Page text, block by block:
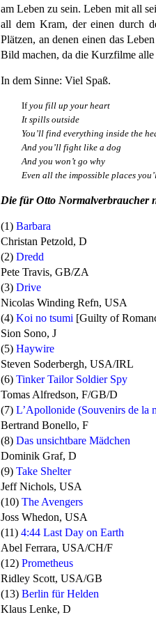
am Leben zu sein. Leben mit all
all dem Kram, der einen durch
Plätzen, an denen einen das
Bild machen, da die Kurzfilme
In dem Sinne: Viel Spaß.
Ifyou fill up your heart
It spills outside
You’ll find everything inside the
And you’ll fight like a dog
And you won’t go why
Even all the impossible places
Die für Otto Normalverbraucher
(1) Barbara
Christan Petzold, D
(2) Dredd
Pete Travis, GB/ZA
(3) Drive
Nicolas Winding Refn, USA
(4) Koi no tsumi [Guilty of
Sion Sono, J
(5) Haywire
Steven Soderbergh, USA/IRL
(6) Tinker Tailor Soldier Spy
Tomas Alfredson, F/GB/D
(7) L’Apollonide (Souvenirs de la
Bertrand Bonello, F
(8) Das unsichtbare Mädchen
Dominik Graf, D
(9) Take Shelter
Jeff Nichols, USA
(10) The Avengers
Joss Whedon, USA
(11) 4:44 Last Day on Earth
Abel Ferrara, USA/CH/F
(12) Prometheus
Ridley Scott, USA/GB
(13) Berlin für Helden
Klaus Lenke, D